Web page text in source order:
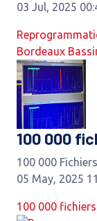
03 Jul, 2025
Bordeaux
100 000
100 000
05 May, 2025
100 000